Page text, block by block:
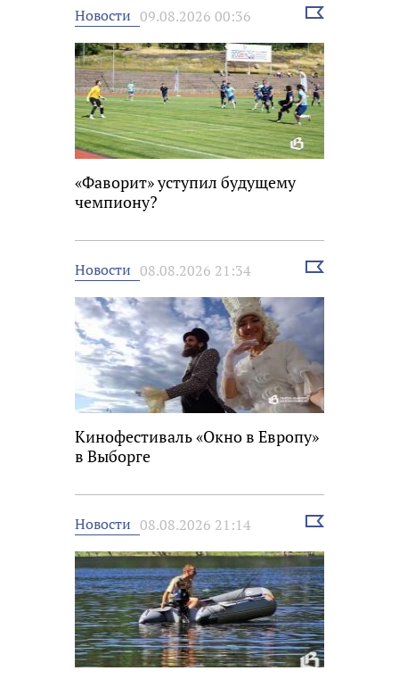
Новости 09.08.2026 00:36
Выбрать
«Фаворит» уступил будущему
чемпиону?
Новости 08.08.2026 21:34
Выбрать
Кинофестиваль «Окно в Европу»
в Выборге
Новости 08.08.2026 21:14
Выбрать